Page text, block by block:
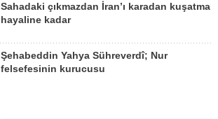
Sahadaki çıkmazdan İran’ı karadan kuşatma
hayaline kadar
Şehabeddin Yahya Sühreverdî; Nur
felsefesinin kurucusu